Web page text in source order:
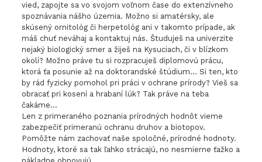
vied, zapojte sa vo svojom voľnom čase do extenzívneho
spoznávania nášho územia. Možno si amatérsky, ale
skúsený ornitológ či herpetológ ani v takomto prípade, ak
máš chuť neváhaj a kontaktuj nás. Študuješ na univerzite
nejaký biologický smer a žiješ na Kysuciach, či v blízkom
okolí? Možno práve tu si rozpracuješ diplomovú prácu,
ktorá ťa posunie až na doktorandské štúdium… Si ten, kto
by rád fyzicky pomohol pri práci v ochrane prírody? Vieš sa
obracať pri kosení a hrabaní lúk? Tak práve na teba
čakáme…
Len z primeraného poznania prírodných hodnôt vieme
zabezpečiť primeranú ochranu druhov a biotopov.
Pomôžte nám zachovať naše spoločné, prírodné hodnoty.
Hodnoty, ktoré sa tak ľahko strácajú, no nesmierne ťažko a